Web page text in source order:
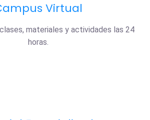
Virtual
materiales y actividades las 24
horas.